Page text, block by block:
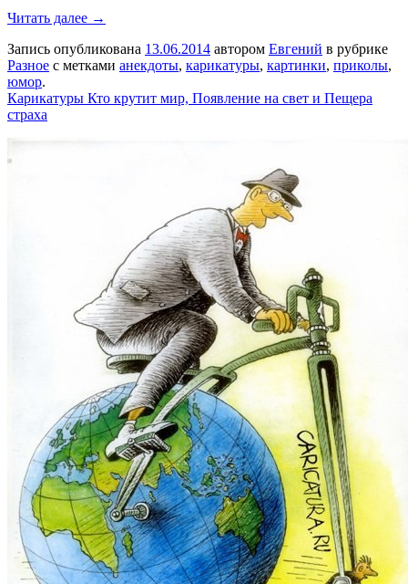
Читать далее →
Запись опубликована 13.06.2014 автором Евгений в рубрике
Разное с метками анекдоты, карикатуры, картинки, приколы,
юмор.
Карикатуры Кто крутит мир, Появление на свет и Пещера
страха